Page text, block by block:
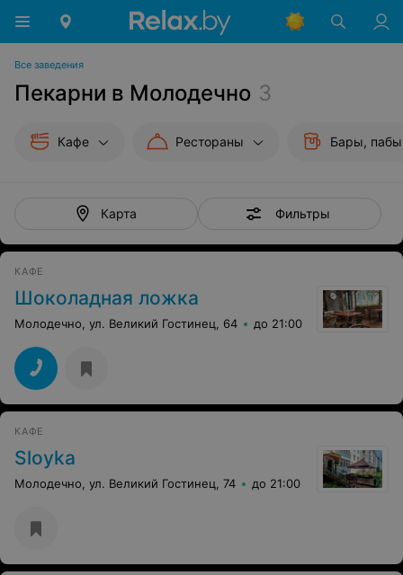
Все заведения
Пекарни в Молодечно 3
Кафе Рестораны Бары, пабы
Карта Фильтры
КАФЕ
Шоколадная ложка
Молодечно, ул. Великий Гостинец, 64 до 21:00
КАФЕ
Sloyka
Молодечно, ул. Великий Гостинец, 74 до 21:00